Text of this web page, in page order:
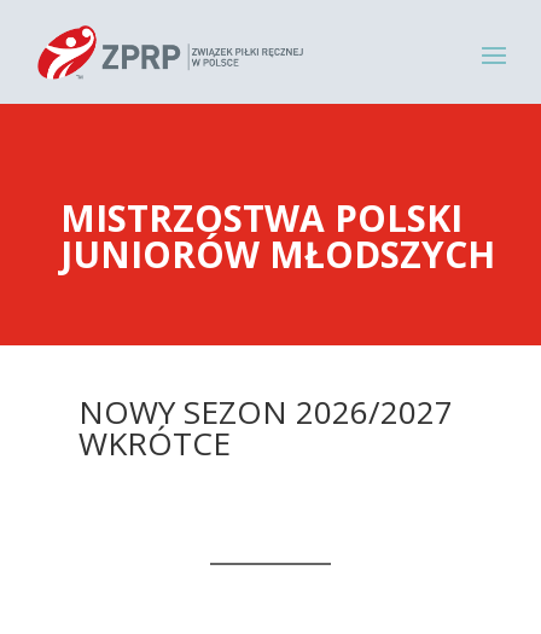
MISTRZOSTWA POLSKI
JUNIORÓW MŁODSZYCH
NOWY SEZON 2026/2027
WKRÓTCE